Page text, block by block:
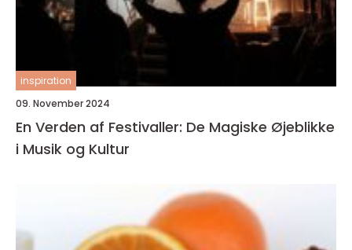
inspiration
09. November 2024
En Verden af Festivaller: De Magiske Øjeblikke
i Musik og Kultur